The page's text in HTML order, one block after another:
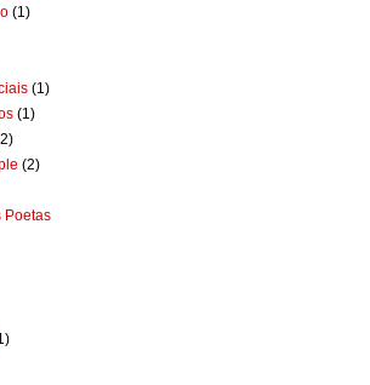
(1)
(1)
(1)
(2)
Poetas